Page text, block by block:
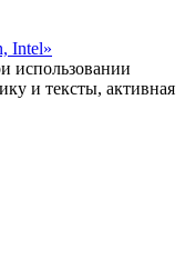
Intel»
использовании
и тексты, активная